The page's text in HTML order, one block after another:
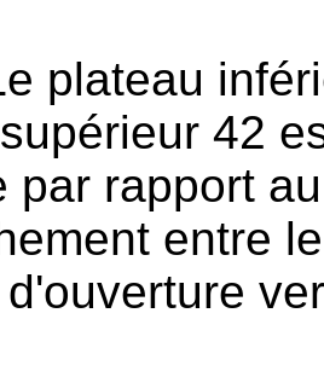
plateau
42
par rapport
entre